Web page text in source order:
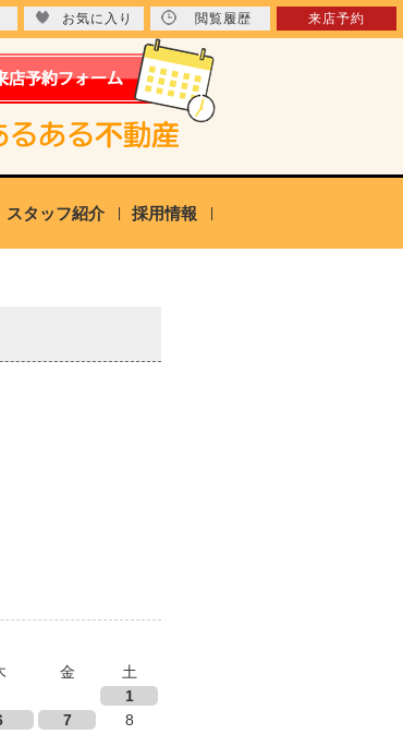
お気に入り 閲覧履歴 来店予約
スタッフ紹介 採用情報
金
土
1
7
8